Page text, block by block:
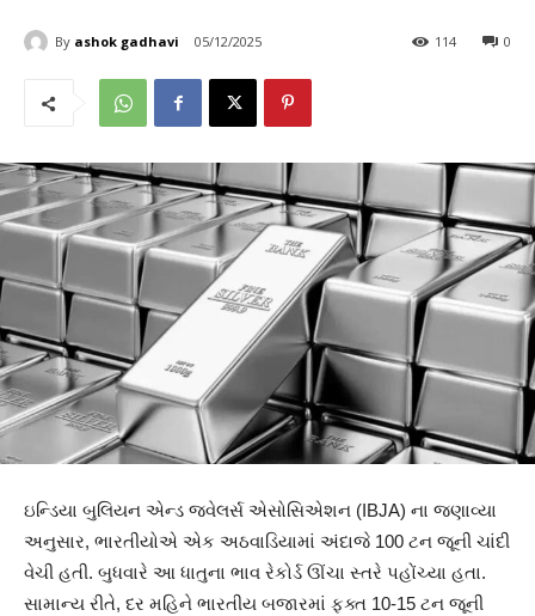
By ashok gadhavi 05/12/2025 0
114
ઇન્ડિયા બુલિયન એન્ડ જ્વેલર્સ એસોસિએશન (IBJA) ના જણાવ્યા
અનુસાર, ભારતીયોએ એક અઠવાડિયામાં અંદાજે 100 ટન જૂની ચાંદી
વેચી હતી. બુધવારે આ ધાતુના ભાવ રેકોર્ડ ઊંચા સ્તરે પહોંચ્યા હતા.
સામાન્ય રીતે, દર મહિને ભારતીય બજારમાં ફક્ત 10-15 ટન જૂની